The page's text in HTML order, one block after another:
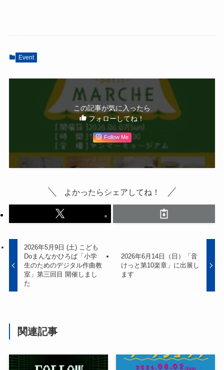
Event
この記事が気に入ったら
フォローしてね！
Follow Me
よかったらシェアしてね！
2026年5月9日 (土) こども
Doまんなかひろば「小学
生のためのデジタル作曲教
室」第三回目 開催しまし
た
2026年6月14日（日）「音
けっと第10楽章」に出展し
ます
関連記事